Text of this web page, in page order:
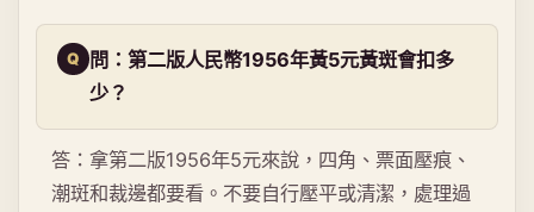
問：第二版人民幣1956年黃5元黃斑會扣多
少？
答：拿第二版1956年5元來說，四角、票面壓痕、
潮斑和裁邊都要看。不要自行壓平或清潔，處理過